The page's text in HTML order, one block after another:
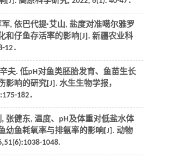
, 依巴代提·艾山, 盐度对准噶尔雅罗
和仔鱼存活率的影响[J]. 新疆农业科
12．
夫. 低pH对鱼类胚胎发育、鱼苗生长
影响的研究[J]. 水生生物学报，
182．
张健东, 温度、pH及体重对低盐水体
幼鱼耗氧率与排氨率的影响[J]. 动物
,51(6):1038-1048.